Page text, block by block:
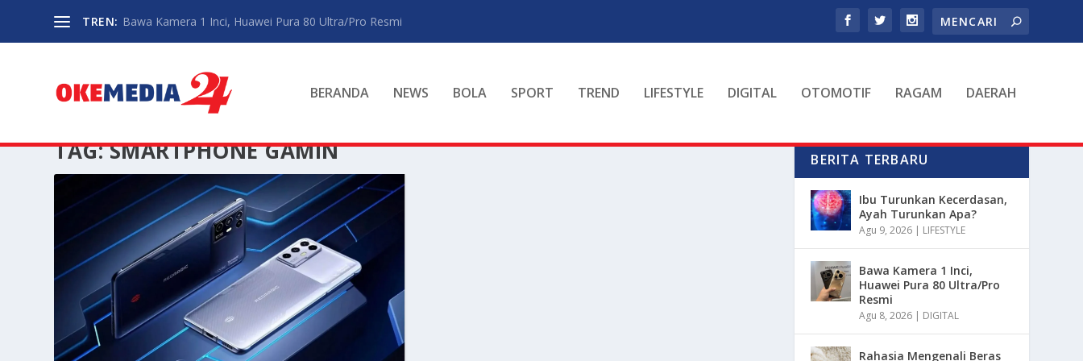
TREN: Bawa Kamera 1 Inci, Huawei Pura 80 Ultra/Pro Resmi
BERANDA NEWS BOLA SPORT TREND LIFESTYLE DIGITAL OTOMOTIF RAGAM DAERAH
TAG:SMARTPHONE GAMIN BERITA TERBARU
Ibu Turunkan Kecerdasan,
Ayah Turunkan Apa?
Agu 9, 2026 | LIFESTYLE
Bawa Kamera 1 Inci,
Huawei Pura 80 Ultra/Pro
Resmi
Agu 8, 2026 | DIGITAL
Rahasia Mengenali Beras